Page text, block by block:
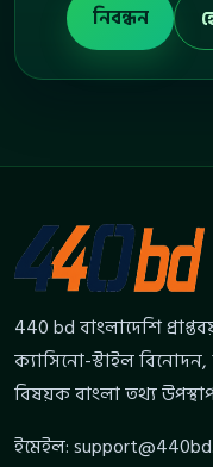
নিবন্ধন
440 bd বাংলাদেশি
ক্যাসিনো-স্টাইল
বিষয়ক বাংলা তথ্য
ইমেইল: